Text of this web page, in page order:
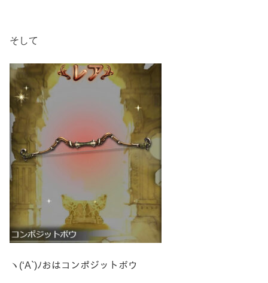
そして
ヽ(‘A`)ﾉおはコンポジットボウ